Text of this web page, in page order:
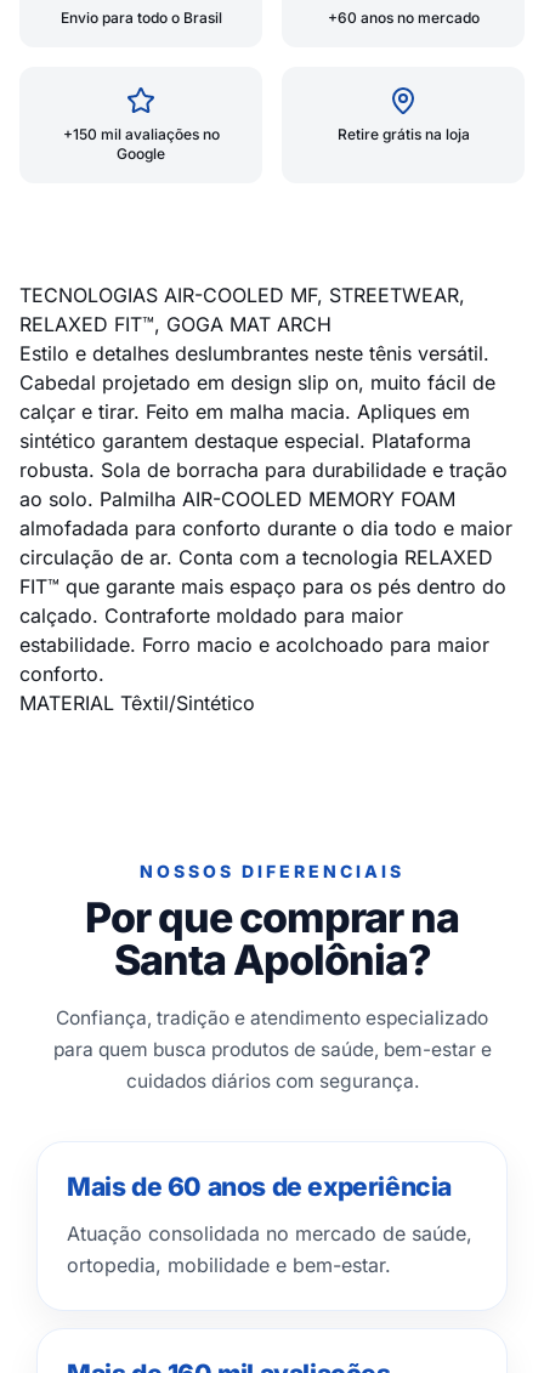
Envio para todo o Brasil +60 anos no mercado
+150 mil avaliações no
Google
Retire grátis na loja
TECNOLOGIAS AIR-COOLED MF, STREETWEAR,
RELAXED FIT™, GOGA MAT ARCH
Estilo e detalhes deslumbrantes neste tênis versátil.
Cabedal projetado em design slip on, muito fácil de
calçar e tirar. Feito em malha macia. Apliques em
sintético garantem destaque especial. Plataforma
robusta. Sola de borracha para durabilidade e tração
ao solo. Palmilha AIR-COOLED MEMORY FOAM
almofadada para conforto durante o dia todo e maior
circulação de ar. Conta com a tecnologia RELAXED
FIT™ que garante mais espaço para os pés dentro do
calçado. Contraforte moldado para maior
estabilidade. Forro macio e acolchoado para maior
conforto.
MATERIAL Têxtil/Sintético
NOSSOS DIFERENCIAIS
Por que comprar na
Santa Apolônia?
Confiança, tradição e atendimento especializado
para quem busca produtos de saúde, bem-estar e
cuidados diários com segurança.
Mais de 60 anos de experiência
Atuação consolidada no mercado de saúde,
ortopedia, mobilidade e bem-estar.